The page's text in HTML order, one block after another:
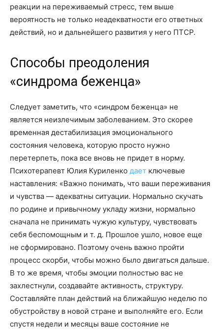
реакции на переживаемый стресс, тем выше
вероятность не только неадекватности его ответных
действий, но и дальнейшего развития у него ПТСР.
Способы преодоления
«синдрома беженца»
Следует заметить, что «синдром беженца» не
является неизлечимым заболеванием. Это скорее
временная дестабилизация эмоционального
состояния человека, которую просто нужно
перетерпеть, пока все вновь не придет в норму.
Психотерапевт Юлия Куриленко дает ключевые
наставления: «Важно понимать, что ваши переживания
и чувства — адекватны ситуации. Нормально скучать
по родине и привычному укладу жизни, нормально
сначала не принимать чужую культуру, чувствовать
себя беспомощным и т. д. Прошлое ушло, новое еще
не сформировано. Поэтому очень важно пройти
процесс скорби, чтобы можно было двигаться дальше.
В то же время, чтобы эмоции полностью вас не
захлестнули, создавайте активность, структуру.
Составляйте план действий на ближайшую неделю по
обустройству в новой стране и выполняйте его. Если
спустя недели и месяцы ваше состояние не